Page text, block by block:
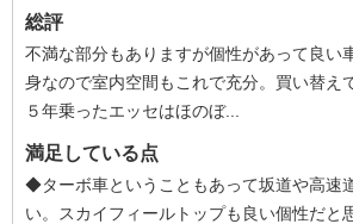
総評
不満な部分もありますが個性があって良い
身なので室内空間もこれで充分。買い替え
５年乗ったエッセはほのぼ...
満足している点
◆ターボ車ということもあって坂道や高速
い。スカイフィールトップも良い個性だ